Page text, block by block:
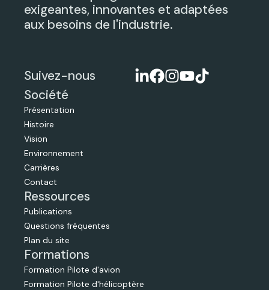
exigeantes, innovantes et adaptées
aux besoins de l'industrie.
Suivez-nous
Société
Présentation
Histoire
Vision
Environnement
Carrières
Contact
Ressources
Publications
Questions fréquentes
Plan du site
Formations
Formation Pilote d'avion
Formation Pilote d'hélicoptère